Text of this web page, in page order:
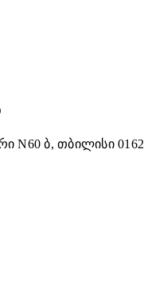
N60 ბ, თბილისი 0162